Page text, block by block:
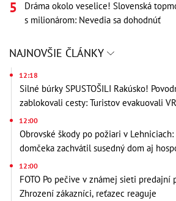
Dráma okolo veselice! Slovenská
s milionárom: Nevedia sa dohodnúť
NAJNOVŠIE ČLÁNKY
12:18
Silné búrky SPUSTOŠILI Rakúsko!
zablokovali cesty: Turistov evakuovali
12:00
Obrovské škody po požiari v
domčeka zachvátil susedný dom aj
12:00
FOTO Po pečive v známej sieti predajní
Zhrození zákazníci, reťazec reaguje